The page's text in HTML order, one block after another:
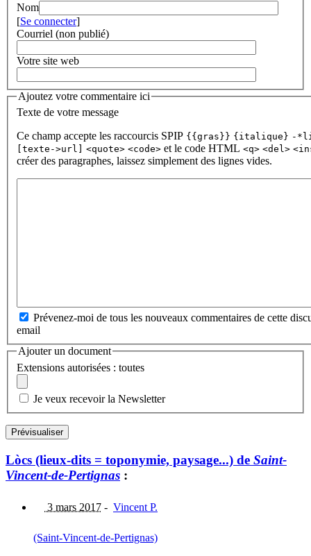
Nom
[Se connecter]
Courriel (non publié)
Votre site web
Ajoutez votre commentaire ici
Texte de votre message
Ce champ accepte les raccourcis SPIP {{gras}} {italique} -
[texte->url]
<quote> <code> et le code HTML <q> <del>
créer des paragraphes, laissez simplement des lignes vides.
Prévenez-moi de tous les nouveaux commentaires de cette
email
Ajouter un document
Extensions autorisées : toutes
Je veux recevoir la Newsletter
Lòcs (lieux-dits = toponymie, paysage...) de Saint-
Vincent-de-Pertignas :
3 mars 2017 - Vincent P.
(Saint-Vincent-de-Pertignas)